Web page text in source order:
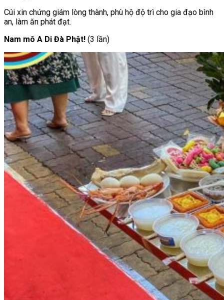
Cúi xin chứng giám lòng thành, phù hộ độ trì cho gia đạo bình
an, làm ăn phát đạt.
Nam mô A Di Đà Phật! (3 lần)